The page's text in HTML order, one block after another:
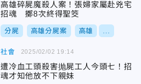
高雄碎屍魔殺人案！張婦家屬赴兇宅
招魂 擲8次終得聖筊
分屍 高雄分屍案 高雄
社會
遭冷血工頭殺害抛屍工人今頭七！招
魂才知他放不下親妹
2025/02/02 19:14